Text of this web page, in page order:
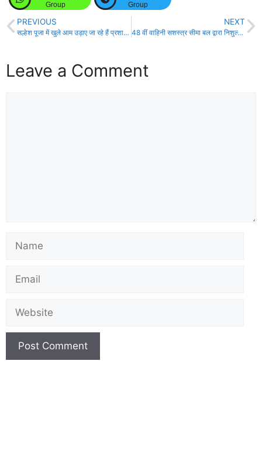
Group Group
PREVIOUS
सल्हेश पूजा में खुले आम उड़ाए जा रहे हैं प्रशासनिक आदेश की धज्जियां!
NEXT
48 वीं वाहिनी सशस्त्र सीमा बल द्वारा निशुल्क पशु चिकित्सा शिविर आयोजन!
Leave a Comment